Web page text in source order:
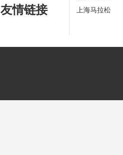
友情链接
上海马拉松